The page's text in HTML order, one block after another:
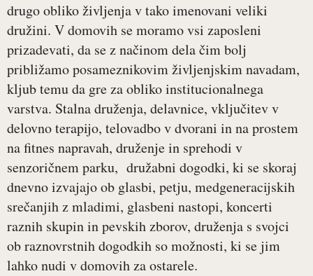
drugo obliko življenja v tako imenovani veliki
družini. V domovih se moramo vsi zaposleni
prizadevati, da se z načinom dela čim bolj
približamo posameznikovim življenjskim navadam,
kljub temu da gre za obliko institucionalnega
varstva. Stalna druženja, delavnice, vključitev v
delovno terapijo, telovadbo v dvorani in na prostem
na fitnes napravah, druženje in sprehodi v
senzoričnem parku, družabni dogodki, ki se skoraj
dnevno izvajajo ob glasbi, petju, medgeneracijskih
srečanjih z mladimi, glasbeni nastopi, koncerti
raznih skupin in pevskih zborov, druženja s svojci
ob raznovrstnih dogodkih so možnosti, ki se jim
lahko nudi v domovih za ostarele.